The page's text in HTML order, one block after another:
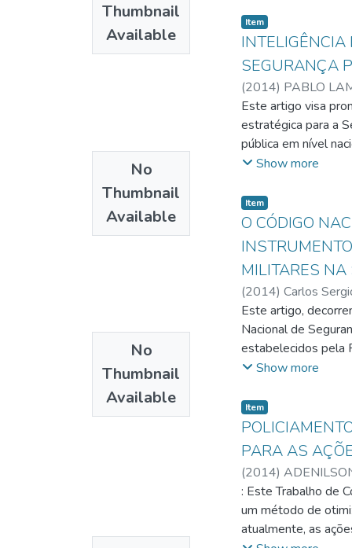
Thumbnail
Available
sorteio de vagas,
própria instituição,
pretendida vaga,
estudos.
No
Thumbnail
Available
Item
INTELIGÊNCIA
SEGURANÇA
(2014) PABLO
Este artigo visa
estratégica para a
pública em nível
aborda aspectos
integração do
há iniciativas no
permitindo assim a
violência e à
dificuldades
Show more
No
Thumbnail
Available
Item
O CÓDIGO
MILITARES
(2014) Carlos
Este artigo,
Nacional de
estabelecidos pela
segurança contra
Contextualiza as
Corpos de
contra incêndio e
as diretrizes
Corpos de
atividade
Show more
Item
PARA AS
(2014)
: Este Trabalho de
um método de
atualmente, as